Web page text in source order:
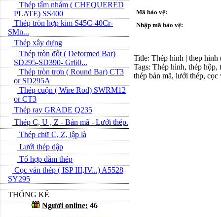
Thép tấm nhám ( CHEQUERED
PLATE) SS400
Thép tròn hợp kim S45C-40Cr-
SMn...
Thép xây dựng
Thép tròn đốt ( Deformed Bar)
SD295-SD390- Gr60...
Thép tròn trơn ( Round Bar) CT3
or SD295A
Thép cuộn ( Wire Rod) SWRM12
or CT3
Thép ray GRADE Q235
Thép C, U , Z - Bản mã - L­ưới thép.
Thép chữ C, Z, lập là
Lưới thép dập
Tổ hợp dầm thép
Cọc ván thép ( ISP III,IV...) A5528
SY295
THỐNG KÊ
Người online: 46
Mã bảo vệ:
Nhập mã bảo vệ:
Title: Thép hình | thep
Tags: Thép hình, thép hộp,
thép bản mã, lưới thép, cọc